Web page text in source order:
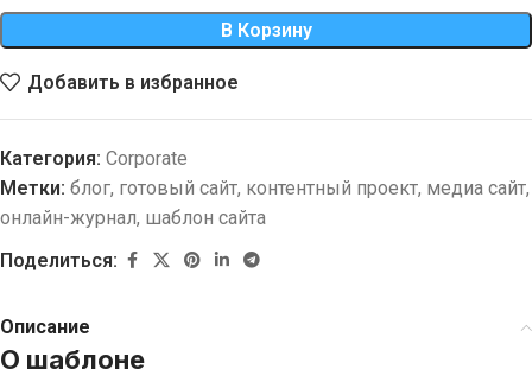
В Корзину
Добавить в избранное
Категория: Corporate
Метки: блог, готовый сайт, контентный проект, медиа сайт,
онлайн-журнал, шаблон сайта
Поделиться:
Описание
О шаблоне